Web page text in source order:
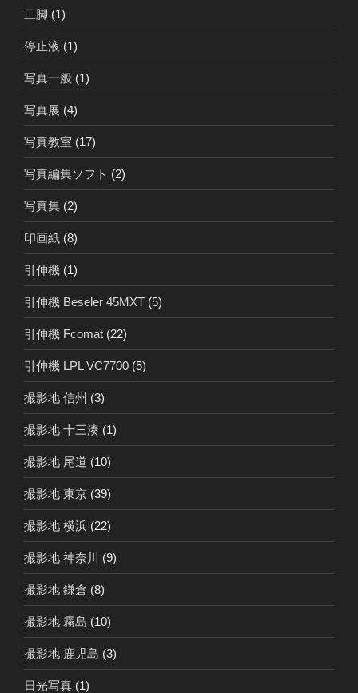
三脚 (1)
停止液 (1)
写真一般 (1)
写真展 (4)
写真教室 (17)
写真編集ソフト (2)
写真集 (2)
印画紙 (8)
引伸機 (1)
引伸機 Beseler 45MXT (5)
引伸機 Fcomat (22)
引伸機 LPL VC7700 (5)
撮影地 信州 (3)
撮影地 十三湊 (1)
撮影地 尾道 (10)
撮影地 東京 (39)
撮影地 横浜 (22)
撮影地 神奈川 (9)
撮影地 鎌倉 (8)
撮影地 霧島 (10)
撮影地 鹿児島 (3)
日光写真 (1)